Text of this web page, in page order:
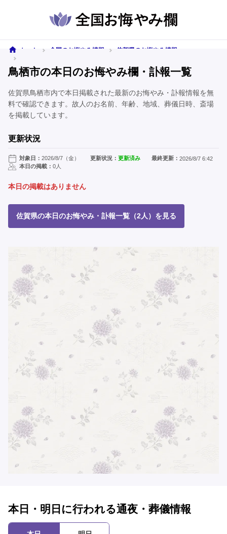
ホーム 全国のお悔やみ情報
佐賀県のお悔やみ情報
鳥栖市の本日のお悔やみ欄・訃報一覧
佐賀県鳥栖市内で本日掲載された最新のお悔やみ・訃報情報を無
料で確認できます。故人のお名前、年齢、地域、葬儀日時、斎場
を掲載しています。
更新状況
対象日： 2026/8/7（金） 更新状況：更新済み 最終更新： 2026/8/7 6:42
本日の掲載： 0人
本日の掲載はありません
佐賀県の本日のお悔やみ・訃報一覧（2人）を見る
本日・明日に行われる通夜・葬儀情報